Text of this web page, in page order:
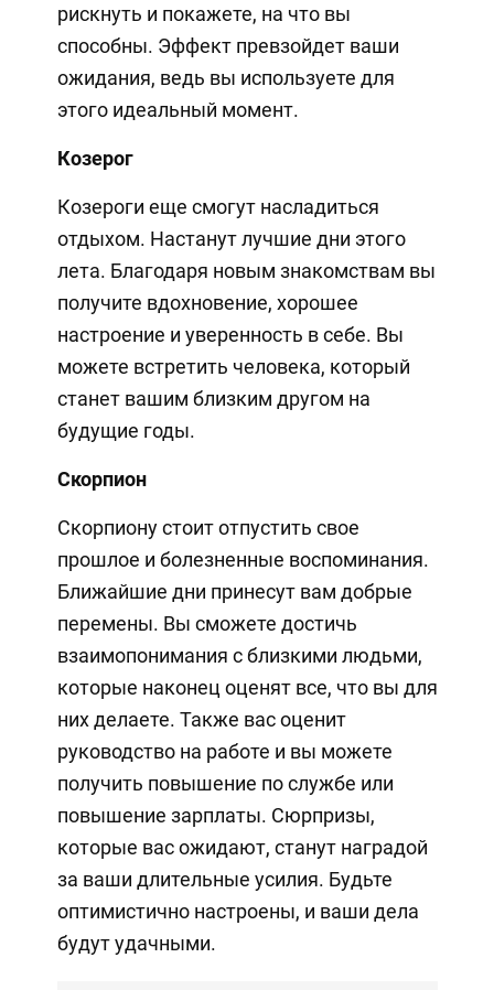
рискнуть и покажете, на что вы
способны. Эффект превзойдет ваши
ожидания, ведь вы используете для
этого идеальный момент.
Козерог
Козероги еще смогут насладиться
отдыхом. Настанут лучшие дни этого
лета. Благодаря новым знакомствам вы
получите вдохновение, хорошее
настроение и уверенность в себе. Вы
можете встретить человека, который
станет вашим близким другом на
будущие годы.
Скорпион
Скорпиону стоит отпустить свое
прошлое и болезненные воспоминания.
Ближайшие дни принесут вам добрые
перемены. Вы сможете достичь
взаимопонимания с близкими людьми,
которые наконец оценят все, что вы для
них делаете. Также вас оценит
руководство на работе и вы можете
получить повышение по службе или
повышение зарплаты. Сюрпризы,
которые вас ожидают, станут наградой
за ваши длительные усилия. Будьте
оптимистично настроены, и ваши дела
будут удачными.